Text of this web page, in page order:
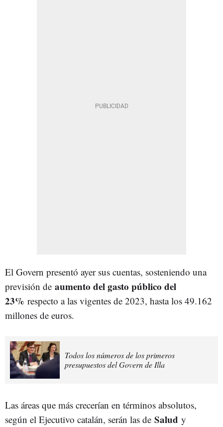
El Govern presentó ayer sus cuentas, sosteniendo una
previsión de aumento del gasto público del
23% respecto a las vigentes de 2023, hasta los 49.162
millones de euros.
Todos los números de los primeros
presupuestos del Govern de Illa
Las áreas que más crecerían en términos absolutos,
según el Ejecutivo catalán, serán las de Salud y